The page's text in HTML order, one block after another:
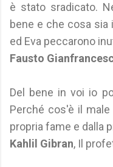
è stato sradicato.
bene e che cosa sia
ed Eva peccarono
Fausto
Del bene in voi io
Perché cos'è il
propria fame e dalla
Kahlil Gibran, Il